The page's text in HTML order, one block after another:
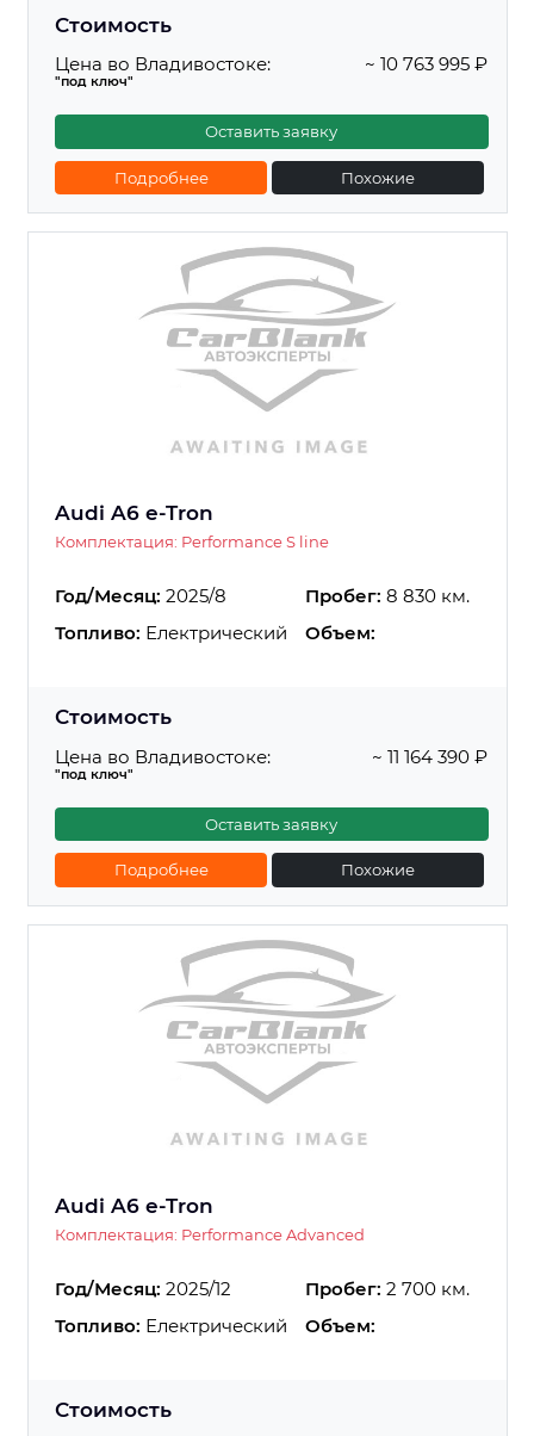
Стоимость
Цена во Владивостоке:
"под ключ"
~ 10 763 995 ₽
Оставить заявку
Подробнее Похожие
Audi A6 e-Tron
Комплектация: Performance S line
Год/Месяц: 2025/8 Пробег: 8 830 км.
Топливо: Електрический Объем:
Стоимость
Цена во Владивостоке:
"под ключ"
~ 11 164 390 ₽
Оставить заявку
Подробнее Похожие
Audi A6 e-Tron
Комплектация: Performance Advanced
Год/Месяц: 2025/12 Пробег: 2 700 км.
Топливо: Електрический Объем:
Стоимость